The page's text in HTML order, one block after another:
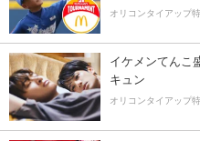
オリコンタイアップ
イケメンてんこ
キュン
オリコンタイアップ